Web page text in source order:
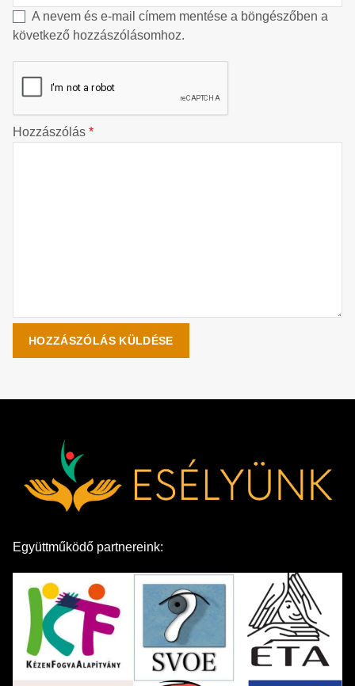
A nevem és e-mail címem mentése a böngészőben a
következő hozzászólásomhoz.
Hozzászólás *
Együttműködő partnereink: